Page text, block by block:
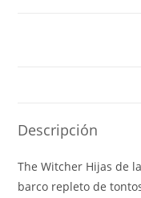
Descripción
The Witcher Hijas de
barco repleto de